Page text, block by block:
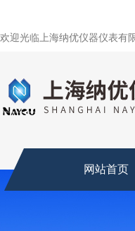
欢迎光临上海纳优仪器仪表有
网站首页